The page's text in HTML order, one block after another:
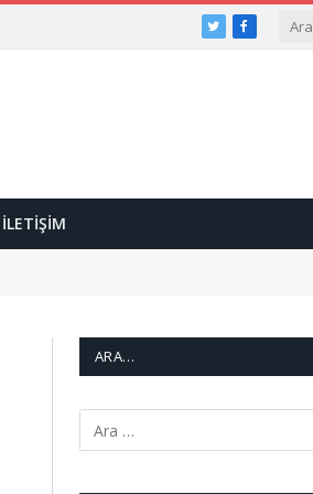
TwitterFacebook
İLETIŞIM
ARA…